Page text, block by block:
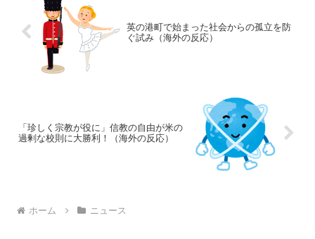
英の港町で始まった社会からの孤立を防
ぐ試み（海外の反応）
「珍しく宗教が役に」信教の自由が米の
過剰な校則に大勝利！（海外の反応）
ホーム ニュース